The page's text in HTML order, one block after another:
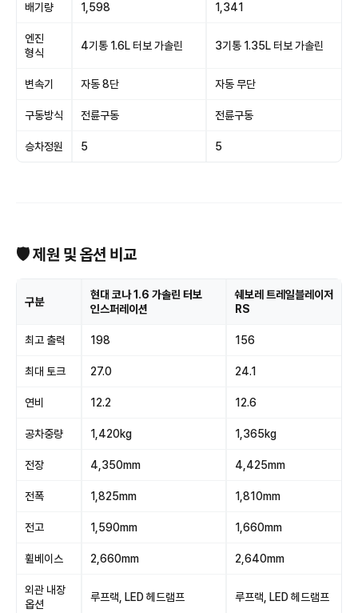
배기량 1,598 1,341
엔진
형식
4기통 1.6L 터보 가솔린 3기통 1.35L 터보 가솔린
변속기 자동 8단 자동 무단
구동방식 전륜구동 전륜구동
승차정원 5 5
🛡 제원 및 옵션 비교
구분
현대 코나 1.6 가솔린 터보
인스퍼레이션
쉐보레 트레일블레이저
RS
최고 출력 198 156
최대 토크 27.0 24.1
연비 12.2 12.6
공차중량 1,420kg 1,365kg
전장 4,350mm 4,425mm
전폭 1,825mm 1,810mm
전고 1,590mm 1,660mm
휠베이스 2,660mm 2,640mm
외관 내장
옵션
루프랙, LED 헤드램프 루프랙, LED 헤드램프